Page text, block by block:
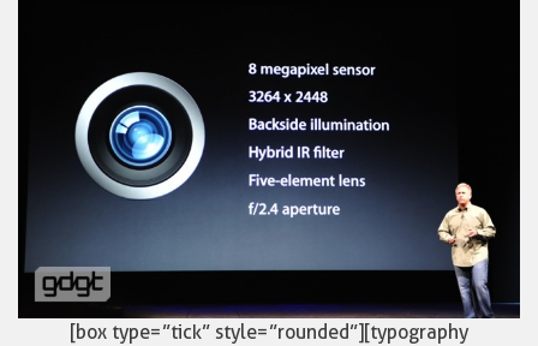
[box type=”tick” style=”rounded”][typography